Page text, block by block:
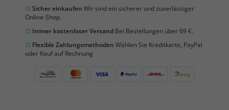
Sicher einkaufen Wir sind ein sicherer und zuverlässiger
Online-Shop.
Immer kostenloser Versand Bei Bestellungen über 69 €.
Flexible Zahlungsmethoden Wählen Sie Kreditkarte, PayPal
oder Kauf auf Rechnung